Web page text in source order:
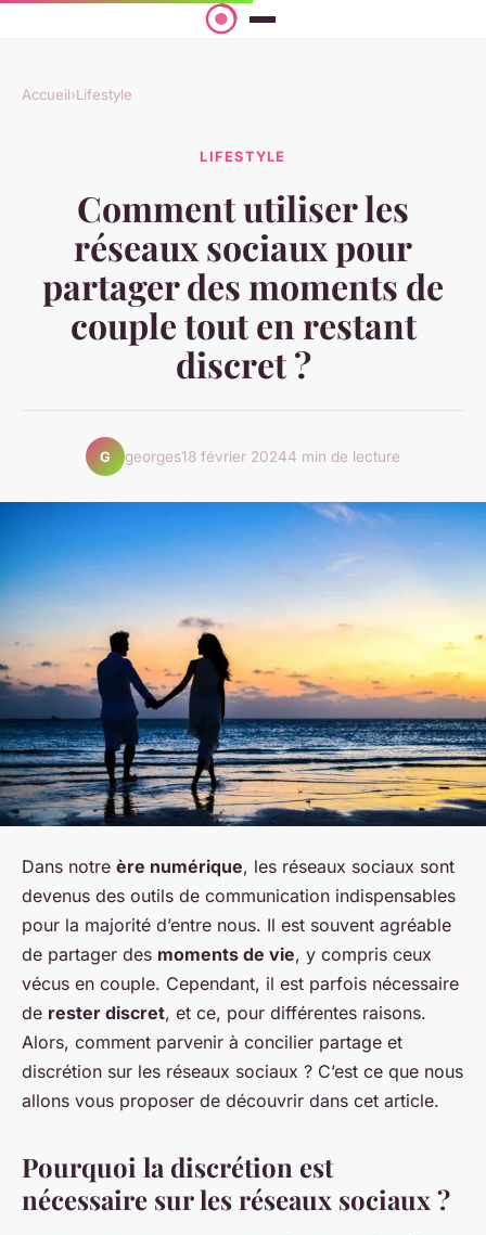
Accueil›Lifestyle
LIFESTYLE
Comment utiliser les
réseaux sociaux pour
partager des moments de
couple tout en restant
discret ?
G georges18 février 20244 min de lecture
Dans notre ère numérique, les réseaux sociaux sont
devenus des outils de communication indispensables
pour la majorité d’entre nous. Il est souvent agréable
de partager des moments de vie, y compris ceux
vécus en couple. Cependant, il est parfois nécessaire
de rester discret, et ce, pour différentes raisons.
Alors, comment parvenir à concilier partage et
discrétion sur les réseaux sociaux ? C’est ce que nous
allons vous proposer de découvrir dans cet article.
Pourquoi la discrétion est
nécessaire sur les réseaux sociaux ?